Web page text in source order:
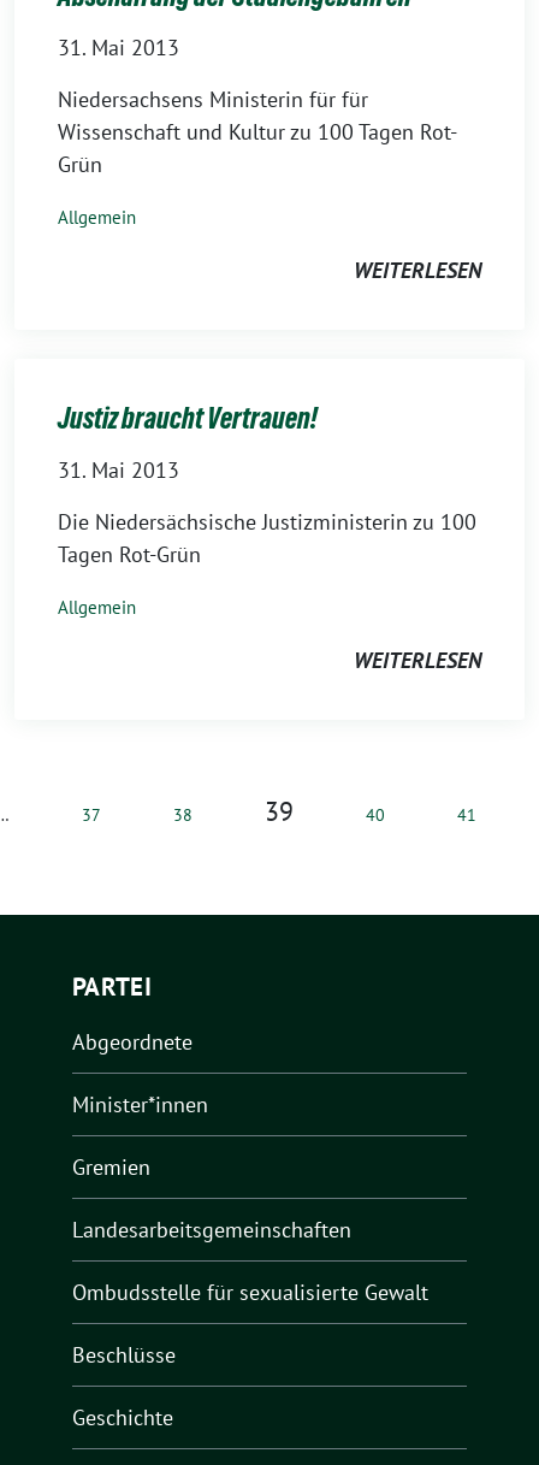
31. Mai 2013
Niedersachsens Ministerin für für
Wissenschaft und Kultur zu 100 Tagen Rot-
Grün
Allgemein
WEITERLESEN
Justiz braucht Vertrauen!
31. Mai 2013
Die Niedersächsische Justizministerin zu 100
Tagen Rot-Grün
Allgemein
WEITERLESEN
37 38 39 40 41
PARTEI
Abgeordnete
Minister*innen
Gremien
Landesarbeitsgemeinschaften
Ombudsstelle für sexualisierte Gewalt
Beschlüsse
Geschichte